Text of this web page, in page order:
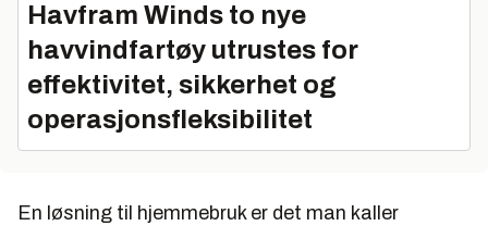
Havfram Winds to nye
havvindfartøy utrustes for
effektivitet, sikkerhet og
operasjonsfleksibilitet
En løsning til hjemmebruk er det man kaller